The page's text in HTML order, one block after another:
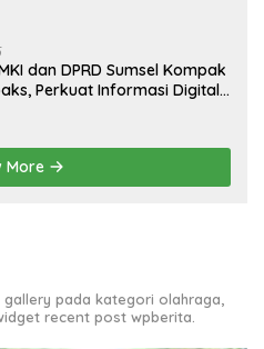
dan DPRD Sumsel Kompak
Perkuat Informasi Digital
More
pada kategori olahraga,
recent post wpberita.